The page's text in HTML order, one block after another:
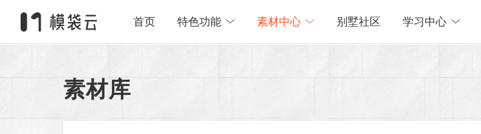
首页 特色功能 素材中心 别墅社区 学习中心
素材库